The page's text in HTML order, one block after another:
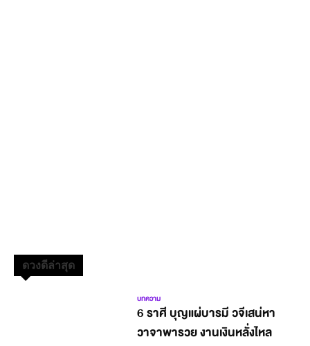
ดวงดีล่าสุด
บทความ
6 ราศี บุญแผ่บารมี วจีเสน่หา
วาจาพารวย งานเงินหลั่งไหล